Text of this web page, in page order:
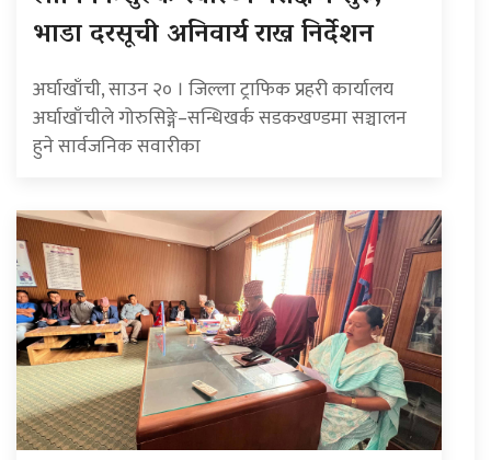
भाडा दरसूची अनिवार्य राख्न निर्देशन
अर्घाखाँची, साउन २० । जिल्ला ट्राफिक प्रहरी कार्यालय
अर्घाखाँचीले गोरुसिङ्गे–सन्धिखर्क सडकखण्डमा सञ्चालन
हुने सार्वजनिक सवारीका